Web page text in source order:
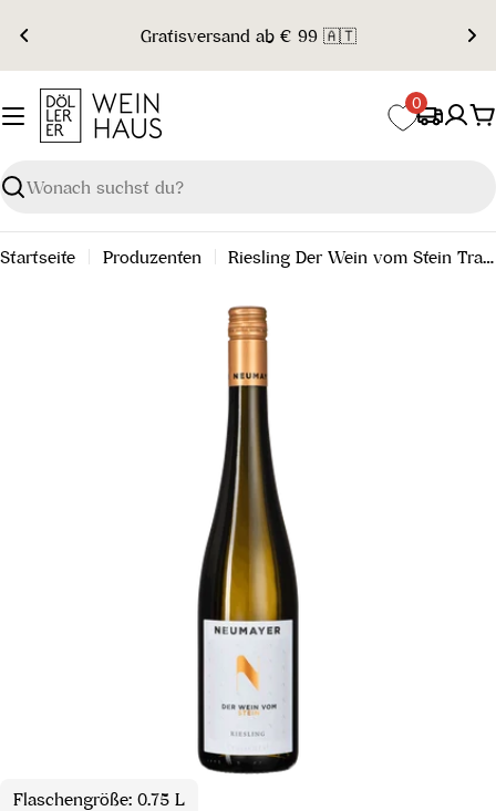
Inhalt
springen
Gratisversand ab € 99 🇦🇹
Suchen
0
Startseite Produzenten Riesling Der Wein vom Stein Traisental DAC 2023
Flaschengröße: 0.75 L